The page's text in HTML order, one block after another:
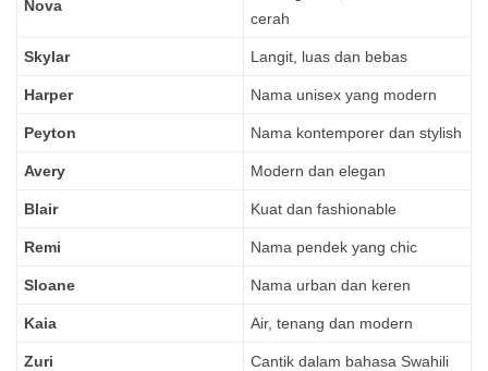
Nova
cerah
Skylar Langit, luas dan bebas
Harper Nama unisex yang modern
Peyton Nama kontemporer dan stylish
Avery Modern dan elegan
Blair Kuat dan fashionable
Remi Nama pendek yang chic
Sloane Nama urban dan keren
Kaia Air, tenang dan modern
Zuri Cantik dalam bahasa Swahili